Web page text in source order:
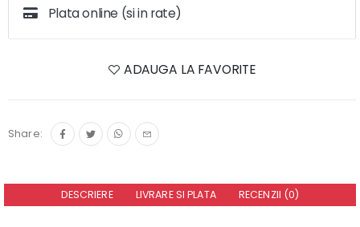
Plata online (si in rate)
ADAUGA LA FAVORITE
Share:
DESCRIERE LIVRARE SI PLATA RECENZII (0)